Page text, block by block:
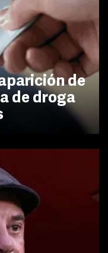
de
de droga